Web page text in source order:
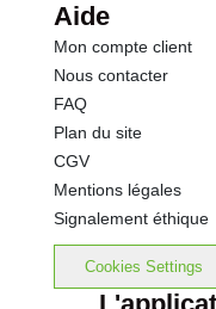
Aide
Mon compte client
Nous contacter
FAQ
Plan du site
CGV
Mentions légales
Signalement éthique
Cookies Settings